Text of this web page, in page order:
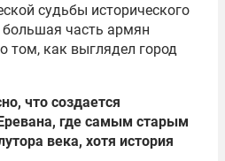
судьбы исторического
большая часть армян
том, как выглядел город
что создается
где самым старым
века, хотя история